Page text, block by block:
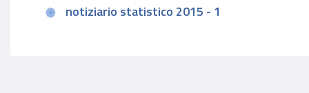
notiziario statistico 2015 - 1